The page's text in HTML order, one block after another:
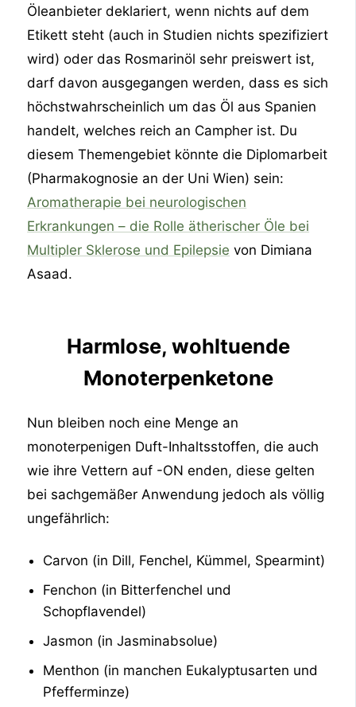
Öleanbieter deklariert, wenn nichts auf dem
Etikett steht (auch in Studien nichts spezifiziert
wird) oder das Rosmarinöl sehr preiswert ist,
darf davon ausgegangen werden, dass es sich
höchstwahrscheinlich um das Öl aus Spanien
handelt, welches reich an Campher ist. Du
diesem Themengebiet könnte die Diplomarbeit
(Pharmakognosie an der Uni Wien) sein:
Aromatherapie bei neurologischen
Erkrankungen – die Rolle ätherischer Öle bei
Multipler Sklerose und Epilepsie von Dimiana
Asaad.
Harmlose, wohltuende
Monoterpenketone
Nun bleiben noch eine Menge an
monoterpenigen Duft-Inhaltsstoffen, die auch
wie ihre Vettern auf -ON enden, diese gelten
bei sachgemäßer Anwendung jedoch als völlig
ungefährlich:
Carvon (in Dill, Fenchel, Kümmel, Spearmint)
Fenchon (in Bitterfenchel und
Schopflavendel)
Jasmon (in Jasminabsolue)
Menthon (in manchen Eukalyptusarten und
Pfefferminze)